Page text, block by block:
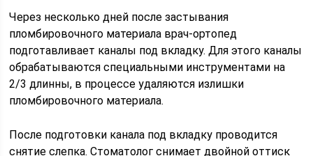
Через несколько дней после застывания
пломбировочного материала врач-ортопед
подготавливает каналы под вкладку. Для этого каналы
обрабатываются специальными инструментами на
2/3 длинны, в процессе удаляются излишки
пломбировочного материала.
После подготовки канала под вкладку проводится
снятие слепка. Стоматолог снимает двойной оттиск